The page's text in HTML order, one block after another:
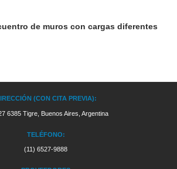
de muros con cargas diferentes
(CON CITA PREVIA):
6385 Tigre, Buenos Aires, Argentina
TELÉFONO:
(11) 6527-9888